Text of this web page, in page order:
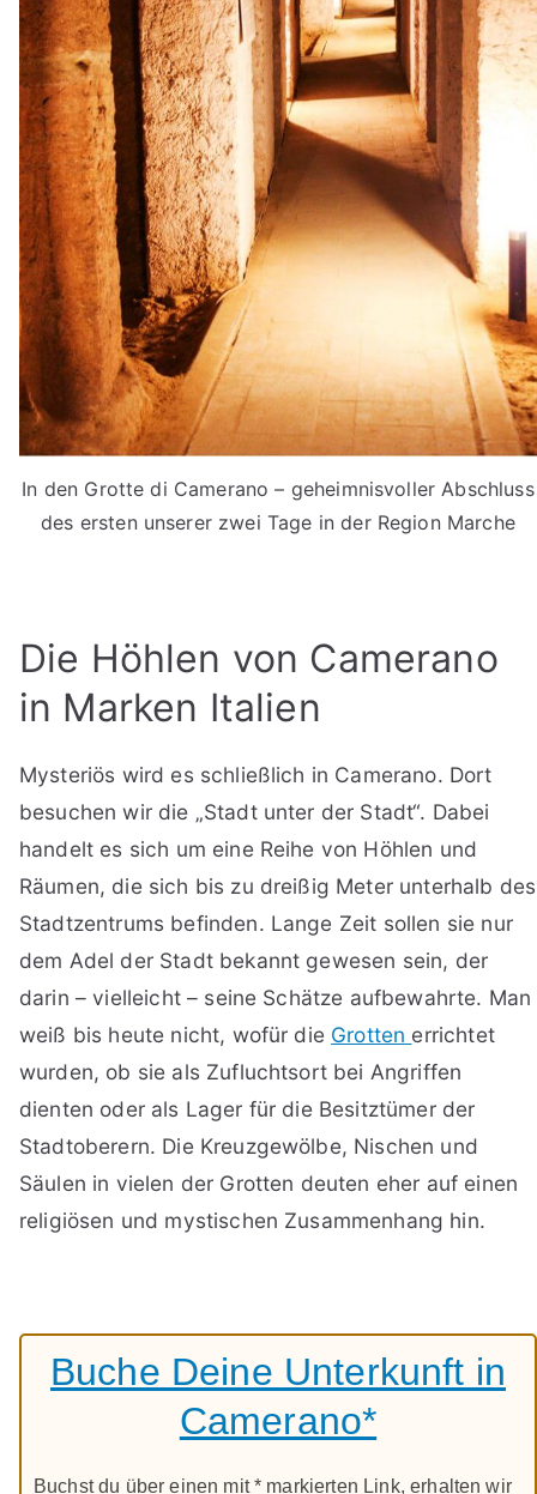
In den Grotte di Camerano – geheimnisvoller Abschluss
des ersten unserer zwei Tage in der Region Marche
Die Höhlen von Camerano
in Marken Italien
Mysteriös wird es schließlich in Camerano. Dort
besuchen wir die „Stadt unter der Stadt“. Dabei
handelt es sich um eine Reihe von Höhlen und
Räumen, die sich bis zu dreißig Meter unterhalb des
Stadtzentrums befinden. Lange Zeit sollen sie nur
dem Adel der Stadt bekannt gewesen sein, der
darin – vielleicht – seine Schätze aufbewahrte. Man
weiß bis heute nicht, wofür die Grotten errichtet
wurden, ob sie als Zufluchtsort bei Angriffen
dienten oder als Lager für die Besitztümer der
Stadtoberern. Die Kreuzgewölbe, Nischen und
Säulen in vielen der Grotten deuten eher auf einen
religiösen und mystischen Zusammenhang hin.
Buche Deine Unterkunft in
Camerano*
Buchst du über einen mit * markierten Link, erhalten wir